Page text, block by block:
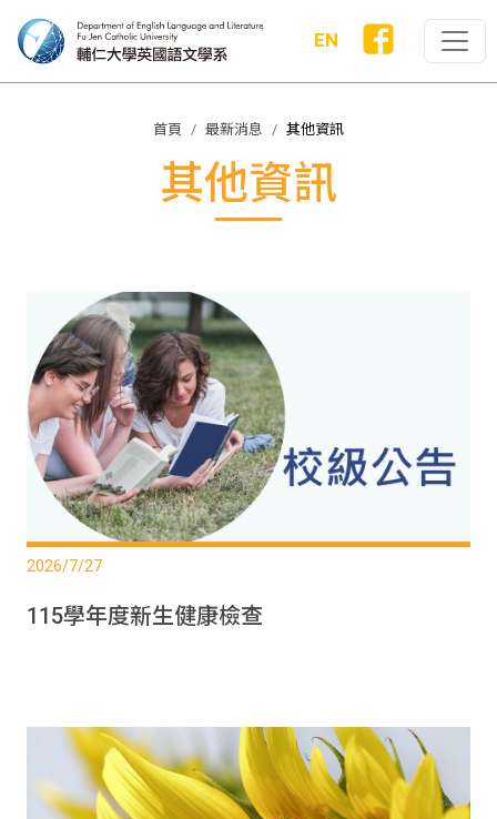
EN
首頁 最新消息 其他資訊
其他資訊
2026/7/27
115學年度新生健康檢查